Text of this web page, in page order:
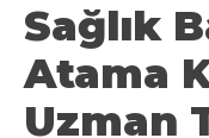
Sağlık
Atama
Uzman